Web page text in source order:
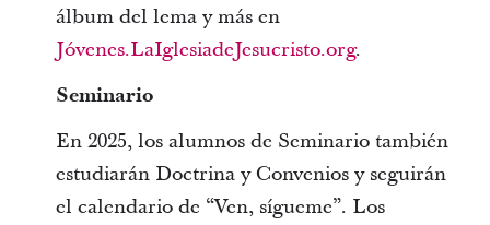
álbum del lema y más en
Jóvenes.LaIglesiadeJesucristo.org.
Seminario
En 2025, los alumnos de Seminario también
estudiarán Doctrina y Convenios y seguirán
el calendario de “Ven, sígueme”. Los